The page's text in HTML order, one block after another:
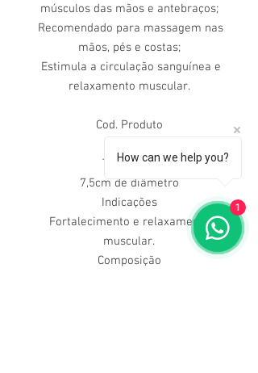
músculos das mãos e antebraços;
Recomendado para massagem nas
mãos, pés e costas;
Estimula a circulação sanguínea e
relaxamento muscular.
Cod. Produto
Tamanhos
7,5cm de diâmetro
Indicações
Fortalecimento e relaxamento
muscular.
Composição
How can we help you?
1